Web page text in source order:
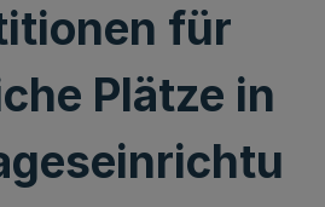
für
Plätze in